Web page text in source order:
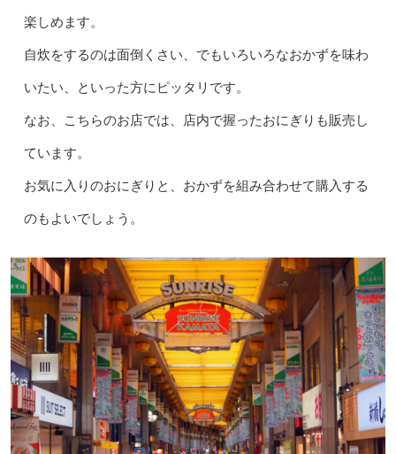
楽しめます。
自炊をするのは面倒くさい、でもいろいろなおかずを味わ
いたい、といった方にピッタリです。
なお、こちらのお店では、店内で握ったおにぎりも販売し
ています。
お気に入りのおにぎりと、おかずを組み合わせて購入する
のもよいでしょう。